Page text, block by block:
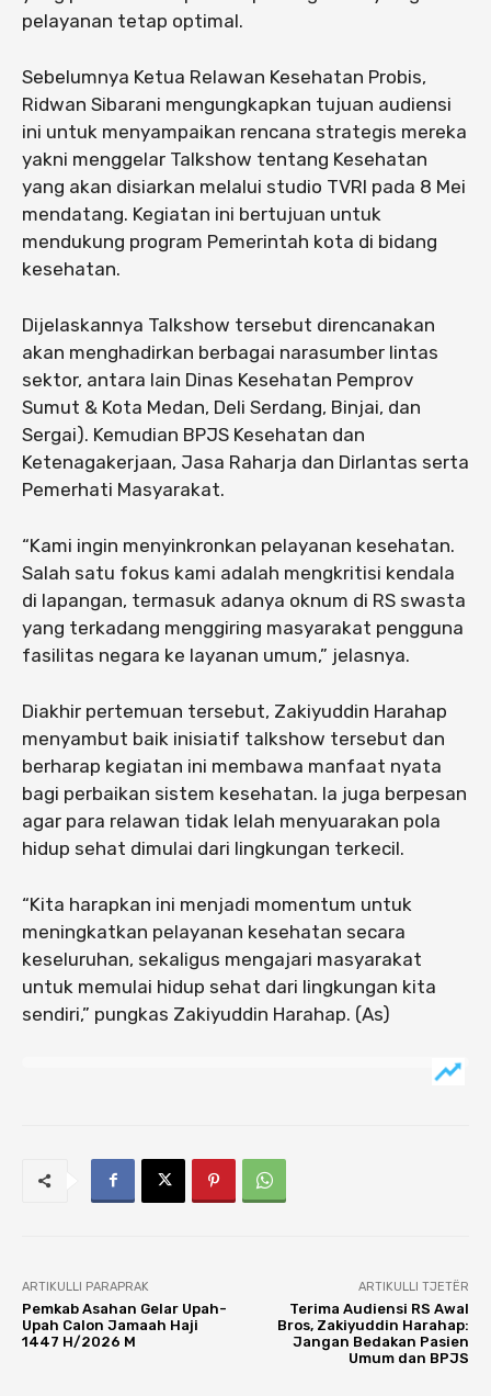
pelayanan tetap optimal.
Sebelumnya Ketua Relawan Kesehatan Probis,
Ridwan Sibarani mengungkapkan tujuan audiensi
ini untuk menyampaikan rencana strategis mereka
yakni menggelar Talkshow tentang Kesehatan
yang akan disiarkan melalui studio TVRI pada 8 Mei
mendatang. Kegiatan ini bertujuan untuk
mendukung program Pemerintah kota di bidang
kesehatan.
Dijelaskannya Talkshow tersebut direncanakan
akan menghadirkan berbagai narasumber lintas
sektor, antara lain Dinas Kesehatan Pemprov
Sumut & Kota Medan, Deli Serdang, Binjai, dan
Sergai). Kemudian BPJS Kesehatan dan
Ketenagakerjaan, Jasa Raharja dan Dirlantas serta
Pemerhati Masyarakat.
“Kami ingin menyinkronkan pelayanan kesehatan.
Salah satu fokus kami adalah mengkritisi kendala
di lapangan, termasuk adanya oknum di RS swasta
yang terkadang menggiring masyarakat pengguna
fasilitas negara ke layanan umum,” jelasnya.
Diakhir pertemuan tersebut, Zakiyuddin Harahap
menyambut baik inisiatif talkshow tersebut dan
berharap kegiatan ini membawa manfaat nyata
bagi perbaikan sistem kesehatan. Ia juga berpesan
agar para relawan tidak lelah menyuarakan pola
hidup sehat dimulai dari lingkungan terkecil.
“Kita harapkan ini menjadi momentum untuk
meningkatkan pelayanan kesehatan secara
keseluruhan, sekaligus mengajari masyarakat
untuk memulai hidup sehat dari lingkungan kita
sendiri,” pungkas Zakiyuddin Harahap. (As)
ARTIKULLI PARAPRAK
Pemkab Asahan Gelar Upah-
Upah Calon Jamaah Haji
1447 H/2026 M
ARTIKULLI TJETËR
Terima Audiensi RS Awal
Bros, Zakiyuddin Harahap:
Jangan Bedakan Pasien
Umum dan BPJS